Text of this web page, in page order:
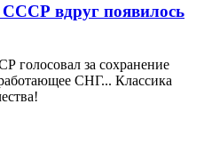
вдруг появилось
голосовал за сохранение
СНГ... Классика